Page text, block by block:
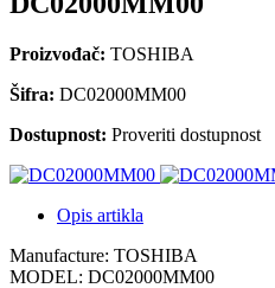
Proizvođač: TOSHIBA
Šifra: DC02000MM00
Dostupnost: Proveriti dostupnost
Opis artikla
Manufacture: TOSHIBA
MODEL: DC02000MM00